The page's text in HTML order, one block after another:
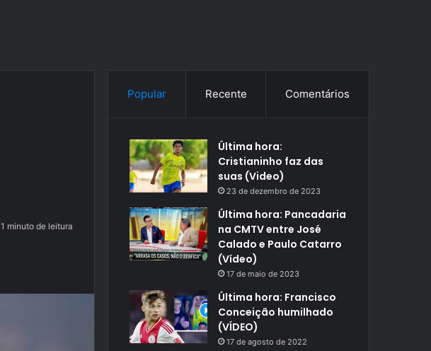
1 minuto de leitura
Popular Recente Comentários
Última hora:
Cristianinho faz das
suas (Video)
23 de dezembro de 2023
Última hora: Pancadaria
na CMTV entre José
Calado e Paulo Catarro
(Vídeo)
17 de maio de 2023
Última hora: Francisco
Conceição humilhado
(VÍDEO)
17 de agosto de 2022